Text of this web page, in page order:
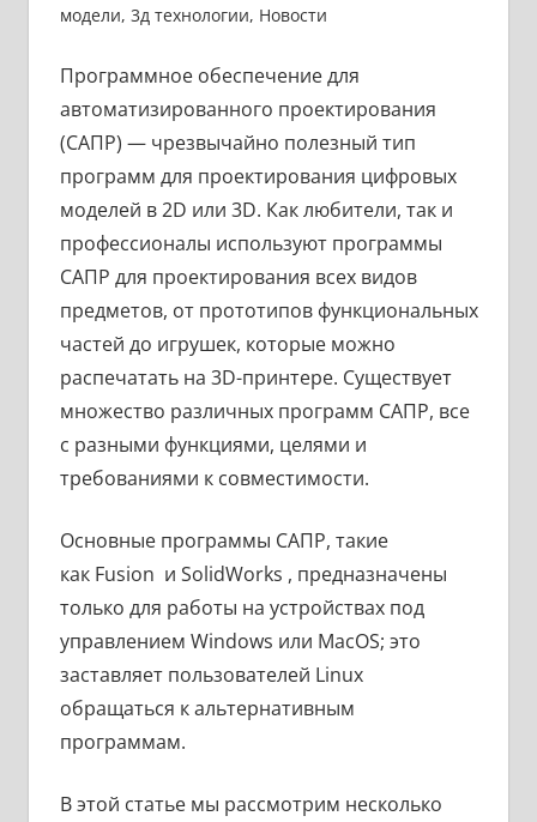
модели, 3д технологии, Новости
Программное обеспечение для
автоматизированного проектирования
(САПР) — чрезвычайно полезный тип
программ для проектирования цифровых
моделей в 2D или 3D. Как любители, так и
профессионалы используют программы
САПР для проектирования всех видов
предметов, от прототипов функциональных
частей до игрушек, которые можно
распечатать на 3D-принтере. Существует
множество различных программ САПР, все
с разными функциями, целями и
требованиями к совместимости.
Основные программы САПР, такие
как Fusion и SolidWorks , предназначены
только для работы на устройствах под
управлением Windows или MacOS; это
заставляет пользователей Linux
обращаться к альтернативным
программам.
В этой статье мы рассмотрим несколько